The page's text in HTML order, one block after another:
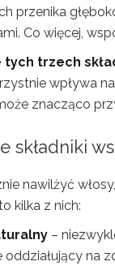
przenika
Co więcej,
tych trzech
wpływa
znacząco
składniki
nawilżyć
kilka z nich:
–
oddziałujący na